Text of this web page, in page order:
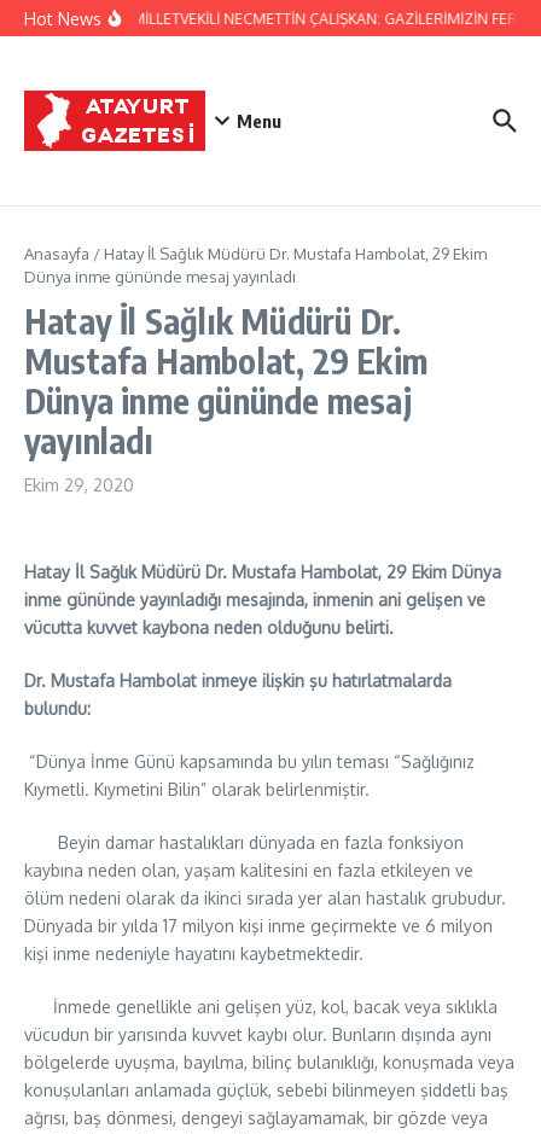
İçeriğe atla
Hot NewsHATAY MİLLETVEKİLİ NECMETTİN ÇALIŞKAN: GAZİLERİMİZİN
Menu
Anasayfa / Hatay İl Sağlık Müdürü Dr. Mustafa Hambolat, 29 Ekim
Dünya inme gününde mesaj yayınladı
Hatay İl Sağlık Müdürü Dr.
Mustafa Hambolat, 29 Ekim
Dünya inme gününde mesaj
yayınladı
Ekim 29, 2020
Hatay İl Sağlık Müdürü Dr. Mustafa Hambolat, 29 Ekim Dünya
inme gününde yayınladığı mesajında, inmenin ani gelişen ve
vücutta kuvvet kaybona neden olduğunu belirti.
Dr. Mustafa Hambolat inmeye ilişkin şu hatırlatmalarda
bulundu:
“Dünya İnme Günü kapsamında bu yılın teması “Sağlığınız
Kıymetli. Kıymetini Bilin” olarak belirlenmiştir.
Beyin damar hastalıkları dünyada en fazla fonksiyon
kaybına neden olan, yaşam kalitesini en fazla etkileyen ve
ölüm nedeni olarak da ikinci sırada yer alan hastalık grubudur.
Dünyada bir yılda 17 milyon kişi inme geçirmekte ve 6 milyon
kişi inme nedeniyle hayatını kaybetmektedir.
İnmede genellikle ani gelişen yüz, kol, bacak veya sıklıkla
vücudun bir yarısında kuvvet kaybı olur. Bunların dışında aynı
bölgelerde uyuşma, bayılma, bilinç bulanıklığı, konuşmada veya
konuşulanları anlamada güçlük, sebebi bilinmeyen şiddetli baş
ağrısı, baş dönmesi, dengeyi sağlayamamak, bir gözde veya